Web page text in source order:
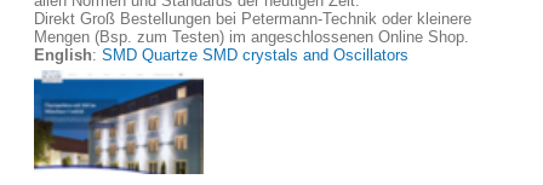
Direkt Groß Bestellungen bei Petermann-Technik oder kleinere
Mengen (Bsp. zum Testen) im angeschlossenen Online Shop.
English: SMD Quartze SMD crystals and Oscillators